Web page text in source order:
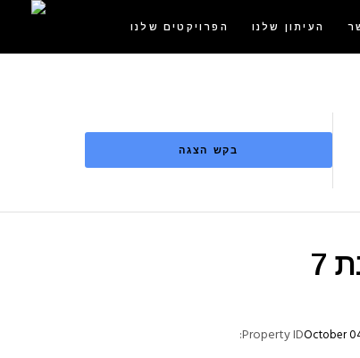
הפרויקטים שלנו העיתון שלנו
בקש הצגה
וילה מרהיבה בפלח 7 ברחוב נשר וילה בת 7
October
Property ID: